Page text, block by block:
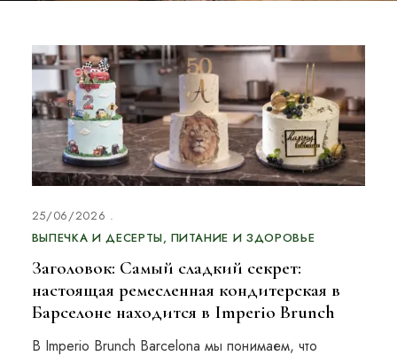
25/06/2026
ВЫПЕЧКА И ДЕСЕРТЫ ПИТАНИЕ И ЗДОРОВЬЕ
Заголовок: Самый сладкий секрет:
настоящая ремесленная кондитерская в
Барселоне находится в Imperio Brunch
В Imperio Brunch Barcelona мы понимаем, что